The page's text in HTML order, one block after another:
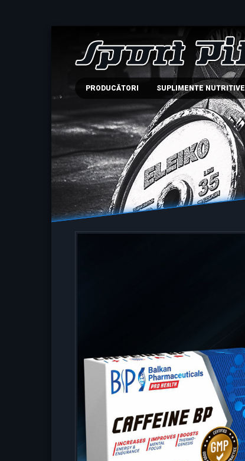
PRODUCĂTORI SUPLIMENTE NUTRITIVE